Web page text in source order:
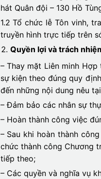
hát Quân đội – 130 Hồ
1.2 Tổ chức lễ Tôn vinh,
truyền hình trực tiếp trên
Quyền lợi và trách
– Thay mặt Liên minh
sự kiện theo đúng quy
đến những nội dung nêu
– Đảm bảo các nhân sự
– Hoàn thành công việc
– Sau khi hoàn thành
chức thành công Chương
tiếp theo;
– Các quyền và nghĩa vụ